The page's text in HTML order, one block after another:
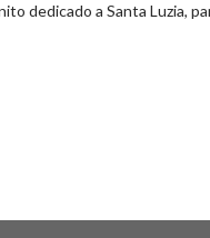
dedicado a Santa Luzia,
a Santa Luzia